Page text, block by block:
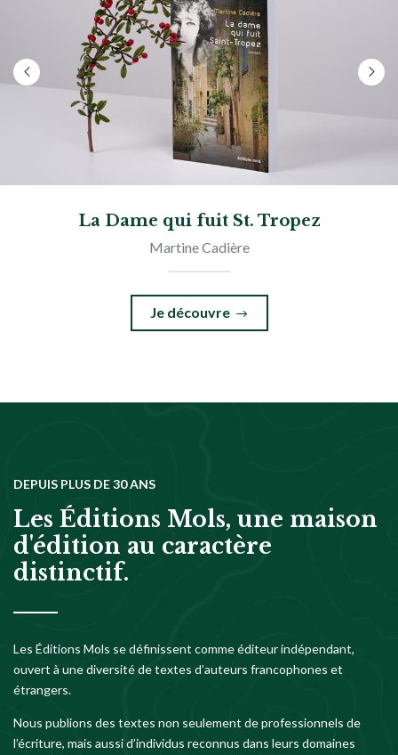
La Dame qui fuit St. Tropez
Martine Cadière
Je découvre
DEPUIS PLUS DE 30 ANS
Les Éditions Mols, une maison
d'édition au caractère
distinctif.
Les Éditions Mols se définissent comme éditeur indépendant,
ouvert à une diversité de textes d’auteurs francophones et
étrangers.
Nous publions des textes non seulement de professionnels de
l’écriture, mais aussi d’individus reconnus dans leurs domaines